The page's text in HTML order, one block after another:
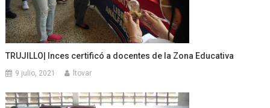
TRUJILLO| Inces certificó a docentes de la Zona Educativa
9 julio, 2021 ltovar